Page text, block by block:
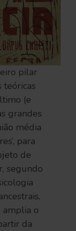
pilar
teóricas
(e
grandes
média
para
de
segundo
amplia o
da